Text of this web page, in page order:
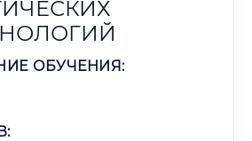
ОБУЧЕНИЯ: